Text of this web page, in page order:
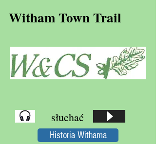
Witham Town Trail
Historia Withama
słuchać